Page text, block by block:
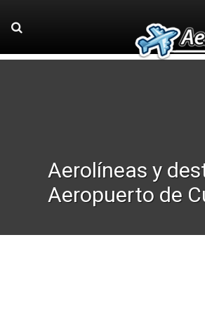
Aerolíneas y
Aeropuerto de